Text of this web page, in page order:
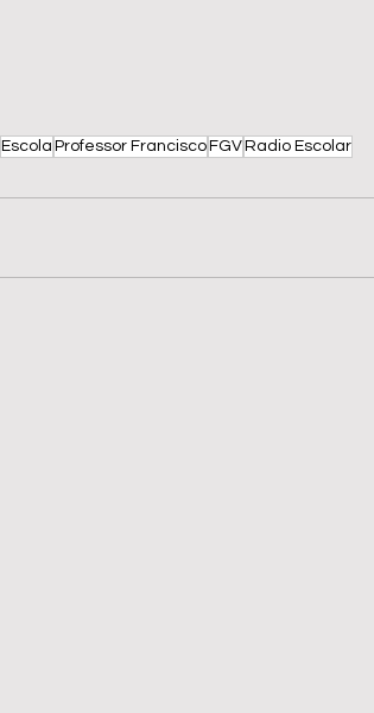
Escola Professor FranciscoFGVRadio Escolar